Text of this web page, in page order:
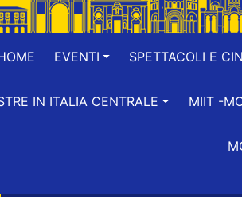
EVENTI SPETTACOLI E
IN ITALIA CENTRALE MIIT -